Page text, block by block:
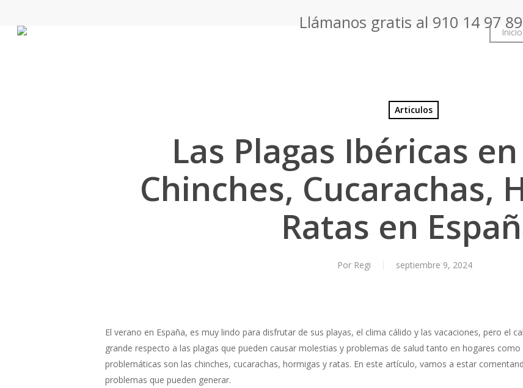
main
Llámanos gratis al 910 14 97 89
Inicio
Articulos
Las Plagas Ibéricas
Chinches, Cucarachas,
Ratas en
Por Regi septiembre 9, 2024
El verano en España, es muy lindo para disfrutar de sus playas, el clima cálido y las vacaciones, pero el
grande respecto a las plagas que pueden causar molestias y problemas de salud tanto en hogares
problemáticas son las chinches, cucarachas, hormigas y ratas. En este artículo, vamos a estar
problemas que pueden generar.